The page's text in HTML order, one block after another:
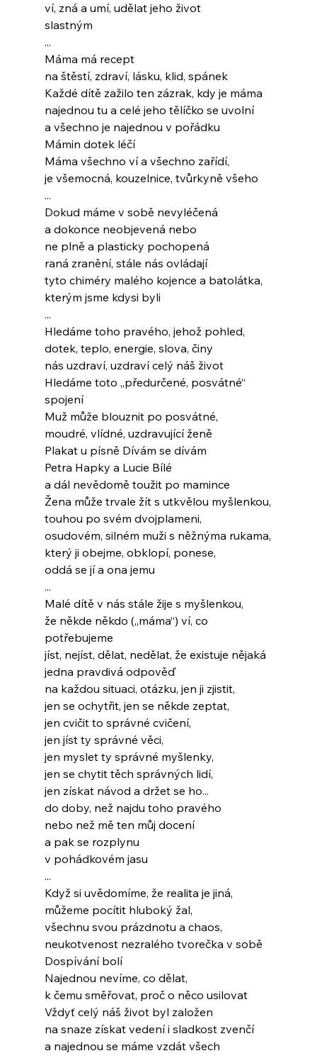
ví, zná a umí, udělat jeho život
slastným
...
Máma má recept
na štěstí, zdraví, lásku, klid, spánek
Každé dítě zažilo ten zázrak, kdy je máma
najednou tu a celé jeho tělíčko se uvolní
a všechno je najednou v pořádku
Mámin dotek léčí
Máma všechno ví a všechno zařídí,
je všemocná, kouzelnice, tvůrkyně všeho
...
Dokud máme v sobě nevyléčená
a dokonce neobjevená nebo
ne plně a plasticky pochopená
raná zranění, stále nás ovládají
tyto chiméry malého kojence a batolátka,
kterým jsme kdysi byli
...
Hledáme toho pravého, jehož pohled,
dotek, teplo, energie, slova, činy
nás uzdraví, uzdraví celý náš život
Hledáme toto „předurčené, posvátné“
spojení
Muž může blouznit po posvátné,
moudré, vlídné, uzdravující ženě
Plakat u písně Dívám se dívám
Petra Hapky a Lucie Bílé
a dál nevědomě toužit po mamince
Žena může trvale žít s utkvělou myšlenkou,
touhou po svém dvojplameni,
osudovém, silném muži s něžnýma rukama,
který ji obejme, obklopí, ponese,
oddá se jí a ona jemu
...
Malé dítě v nás stále žije s myšlenkou,
že někde někdo („máma“) ví, co
potřebujeme
jíst, nejíst, dělat, nedělat, že existuje nějaká
jedna pravdivá odpověď
na každou situaci, otázku, jen ji zjistit,
jen se ochytřit, jen se někde zeptat,
jen cvičit to správné cvičení,
jen jíst ty správné věci,
jen myslet ty správné myšlenky,
jen se chytit těch správných lidí,
jen získat návod a držet se ho...
do doby, než najdu toho pravého
nebo než mě ten můj docení
a pak se rozplynu
v pohádkovém jasu
...
Když si uvědomíme, že realita je jiná,
můžeme pocítit hluboký žal,
všechnu svou prázdnotu a chaos,
neukotvenost nezralého tvorečka v sobě
Dospívání bolí
Najednou nevíme, co dělat,
k čemu směřovat, proč o něco usilovat
Vždyť celý náš život byl založen
na snaze získat vedení i sladkost zvenčí
a najednou se máme vzdát všech